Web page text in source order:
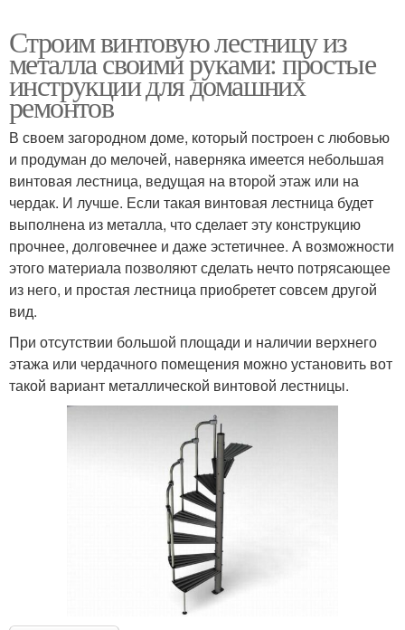
Строим винтовую лестницу из
металла своими руками: простые
инструкции для домашних
ремонтов
В своем загородном доме, который построен с любовью
и продуман до мелочей, наверняка имеется небольшая
винтовая лестница, ведущая на второй этаж или на
чердак. И лучше. Если такая винтовая лестница будет
выполнена из металла, что сделает эту конструкцию
прочнее, долговечнее и даже эстетичнее. А возможности
этого материала позволяют сделать нечто потрясающее
из него, и простая лестница приобретет совсем другой
вид.
При отсутствии большой площади и наличии верхнего
этажа или чердачного помещения можно установить вот
такой вариант металлической винтовой лестницы.